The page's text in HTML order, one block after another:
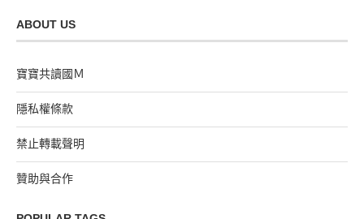
ABOUT US
寶寶共讀國Ｍ
隱私權條款
禁止轉載聲明
贊助與合作